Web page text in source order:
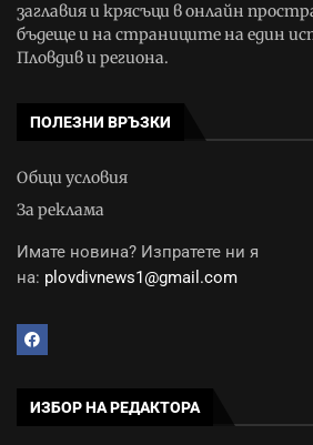
заглавия и крясъци в онлайн
бъдеще и на страниците на един
Пловдив и региона.
ПОЛЕЗНИ ВРЪЗКИ
Общи условия
За реклама
Имате новина? Изпратете ни я
на: plovdivnews1@gmail.com
ИЗБОР НА РЕДАКТОРА